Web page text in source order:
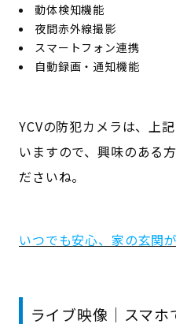
動体検知機能
夜間赤外線撮影
スマートフォン連携
自動録画・通知機能
YCVの防犯カメラは、上
いますので、興味のある
ださいね。
いつでも安心、家の玄関
ライブ映像｜スマ